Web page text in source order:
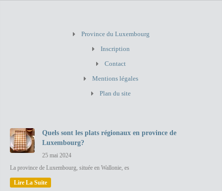
Province du Luxembourg
Inscription
Contact
Mentions légales
Plan du site
Quels sont les plats régionaux en province de
Luxembourg?
25 mai 2024
La province de Luxembourg, située en Wallonie, es
Lire La Suite